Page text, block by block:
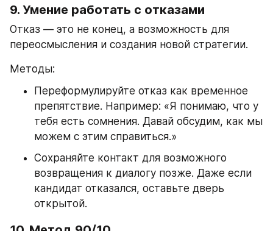
9. Умение работать с отказами
Отказ — это не конец, а возможность для
переосмысления и создания новой стратегии.
Методы:
Переформулируйте отказ как временное
препятствие. Например: «Я понимаю, что у
тебя есть сомнения. Давай обсудим, как мы
можем с этим справиться.»
Сохраняйте контакт для возможного
возвращения к диалогу позже. Даже если
кандидат отказался, оставьте дверь
открытой.